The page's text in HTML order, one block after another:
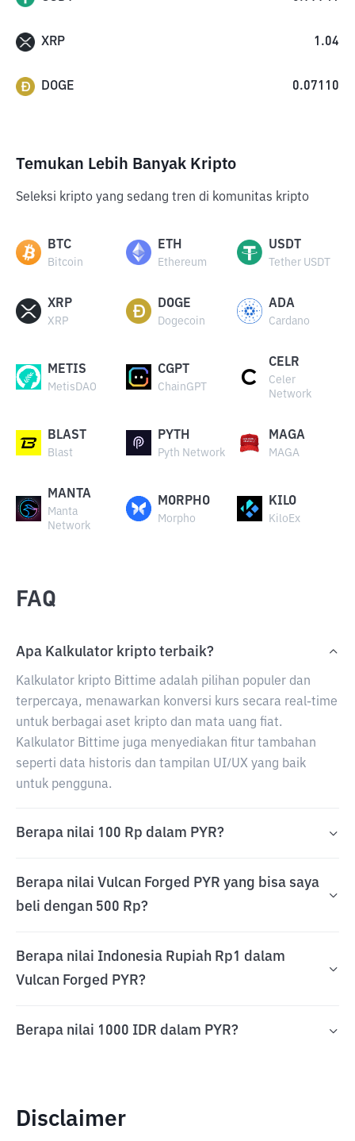
XRP 1.04
DOGE 0.07110
Temukan Lebih Banyak Kripto
Seleksi kripto yang sedang tren di komunitas kripto
BTC
Bitcoin
ETH
Ethereum
USDT
Tether USDT
XRP
XRP
DOGE
Dogecoin
ADA
Cardano
METIS
MetisDAO
CGPT
ChainGPT
CELR
Celer
Network
BLAST
Blast
PYTH
Pyth Network
MAGA
MAGA
MANTA
Manta
Network
MORPHO
Morpho
KILO
KiloEx
FAQ
Apa Kalkulator kripto terbaik?
Kalkulator kripto Bittime adalah pilihan populer dan
terpercaya, menawarkan konversi kurs secara real-time
untuk berbagai aset kripto dan mata uang fiat.
Kalkulator Bittime juga menyediakan fitur tambahan
seperti data historis dan tampilan UI/UX yang baik
untuk pengguna.
Berapa nilai 100 Rp dalam PYR?
Berapa nilai Vulcan Forged PYR yang bisa saya
beli dengan 500 Rp?
Berapa nilai Indonesia Rupiah Rp1 dalam
Vulcan Forged PYR?
Berapa nilai 1000 IDR dalam PYR?
Disclaimer